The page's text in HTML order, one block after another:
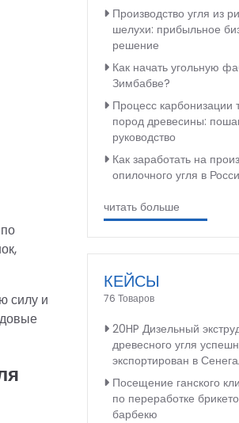
силу и
Производство угля из
шелухи: прибыльное
решение
Как начать угольную
Зимбабве?
Процесс карбонизации
пород древесины:
руководство
Как заработать на
опилочного угля в
читать больше
КЕЙСЫ
76 Товаров
20HP Дизельный
древесного угля
экспортирован в
Посещение ганского
по переработке
барбекю